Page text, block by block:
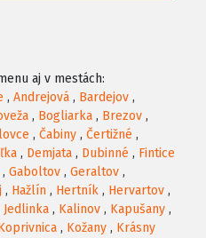
aj v mestách:
, Andrejová , Bardejov ,
, Bogliarka , Brezov ,
, Čabiny , Čertižné ,
, Demjata , Dubinné , Fintice
, Gaboltov , Geraltov ,
, Hažlín , Hertník , Hervartov ,
Jedlinka , Kalinov , Kapušany ,
, Kožany , Krásny